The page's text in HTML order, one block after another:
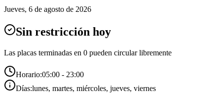
Jueves, 6 de agosto de 2026
Sin restricción hoy
Las placas terminadas en 0 pueden circular libremente
Horario:05:00 - 23:00
Días:lunes, martes, miércoles, jueves, viernes